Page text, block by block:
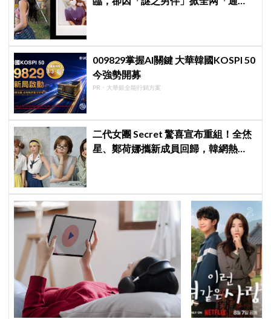
009829掌握AI關鍵 大華韓國KOSPI 50
今強勢開募
PR・大華銀全能行銷方案
二代女團 Secret 驚喜宣布重組！全烋
星、鄭荷娜攜新成員回歸，韓網熱